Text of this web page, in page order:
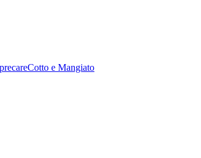
Cotto e Mangiato